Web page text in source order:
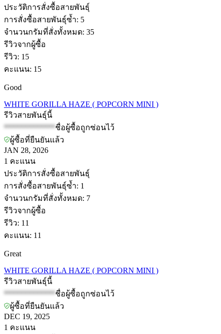
ประวัติการสั่งซื้อสายพันธุ์
การสั่งซื้อสายพันธุ์ซ้ำ: 5
จำนวนกรัมที่สั่งทั้งหมด: 35
รีวิวจากผู้ซื้อ
รีวิว: 15
คะแนน: 15
Good
WHITE GORILLA HAZE ( POPCORN MINI )
รีวิวสายพันธุ์นี้
*************ชื่อผู้ซื้อถูกซ่อนไว้
ผู้ซื้อที่ยืนยันแล้ว
JAN 28, 2026
1 คะแนน
ประวัติการสั่งซื้อสายพันธุ์
การสั่งซื้อสายพันธุ์ซ้ำ: 1
จำนวนกรัมที่สั่งทั้งหมด: 7
รีวิวจากผู้ซื้อ
รีวิว: 11
คะแนน: 11
Great
WHITE GORILLA HAZE ( POPCORN MINI )
รีวิวสายพันธุ์นี้
*************ชื่อผู้ซื้อถูกซ่อนไว้
ผู้ซื้อที่ยืนยันแล้ว
DEC 19, 2025
1 คะแนน